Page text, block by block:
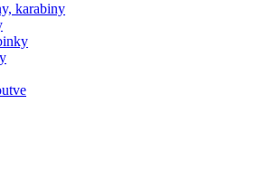
karabiny